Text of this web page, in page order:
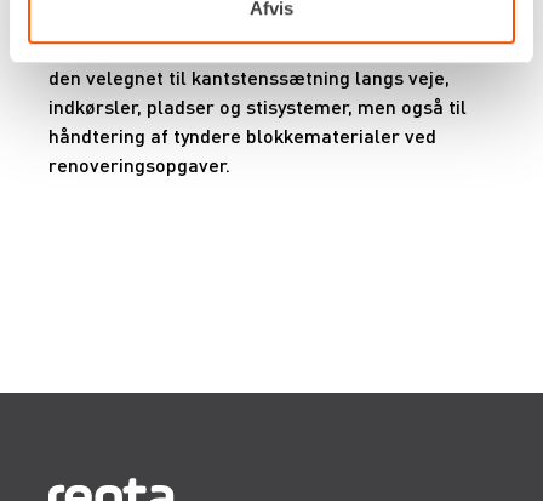
Afvis
kan ofte justeres, så du kan arbejde med
forskellige stenbredder og elementtyper. Det gør
den velegnet til kantstenssætning langs veje,
indkørsler, pladser og stisystemer, men også til
håndtering af tyndere blokkematerialer ved
renoveringsopgaver.